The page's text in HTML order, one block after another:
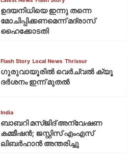
ഉദയനിധിയെ ഇന്നു തന്നെ
മോചിപ്പിക്കണമെന്ന് മദ്രാസ്
ഹൈക്കോടതി
Flash Story Local News Thrissur
ഗുരുവായൂരില്‍ വെര്‍ച്വല്‍ ക്യൂ
ദര്‍ശനം ഇന്ന് മുതല്‍
India
ബാബറി മസ്ജിദ് അന്വേഷണ
കമ്മീഷന്‍; ജസ്റ്റിസ് എംഎസ്
ലിബര്‍ഹാന്‍ അന്തരിച്ചു